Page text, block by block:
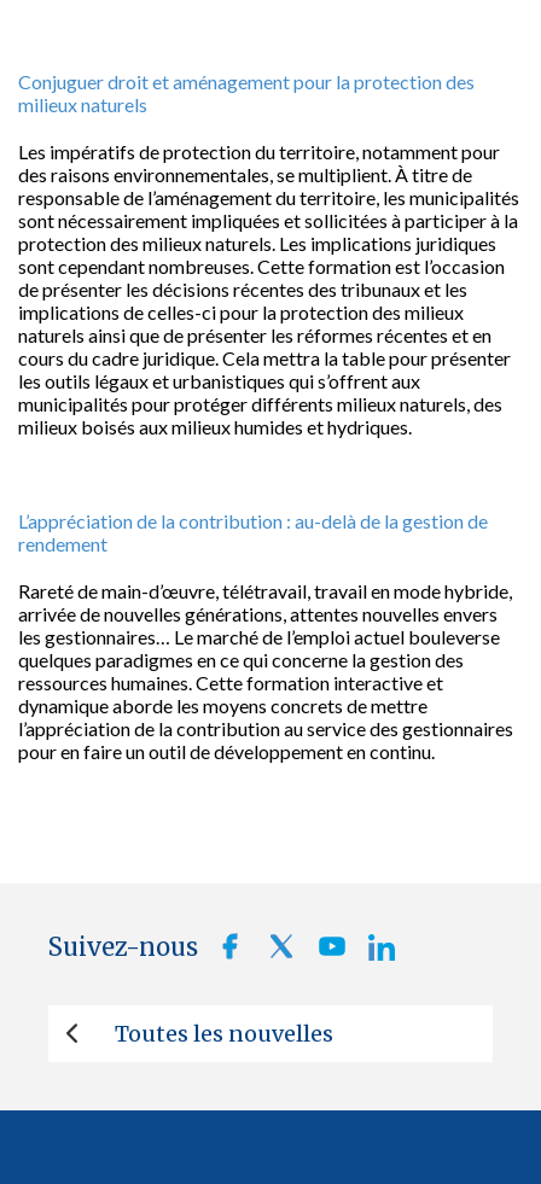
Conjuguer droit et aménagement pour la protection des
milieux naturels
Les impératifs de protection du territoire, notamment pour
des raisons environnementales, se multiplient. À titre de
responsable de l’aménagement du territoire, les municipalités
sont nécessairement impliquées et sollicitées à participer à la
protection des milieux naturels. Les implications juridiques
sont cependant nombreuses. Cette formation est l’occasion
de présenter les décisions récentes des tribunaux et les
implications de celles-ci pour la protection des milieux
naturels ainsi que de présenter les réformes récentes et en
cours du cadre juridique. Cela mettra la table pour présenter
les outils légaux et urbanistiques qui s’offrent aux
municipalités pour protéger différents milieux naturels, des
milieux boisés aux milieux humides et hydriques.
L’appréciation de la contribution : au-delà de la gestion de
rendement
Rareté de main-d’œuvre, télétravail, travail en mode hybride,
arrivée de nouvelles générations, attentes nouvelles envers
les gestionnaires… Le marché de l’emploi actuel bouleverse
quelques paradigmes en ce qui concerne la gestion des
ressources humaines. Cette formation interactive et
dynamique aborde les moyens concrets de mettre
l’appréciation de la contribution au service des gestionnaires
pour en faire un outil de développement en continu.
Suivez-nous
Toutes les nouvelles